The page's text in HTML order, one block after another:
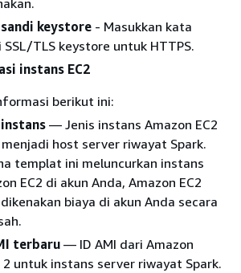
sandi keystore - Masukkan kata
SSL/TLS keystore untuk HTTPS.
instans EC2
berikut ini:
— Jenis instans Amazon EC2
host server riwayat Spark.
templat ini meluncurkan instans
EC2 di akun Anda, Amazon EC2
biaya di akun Anda secara
terbaru — ID AMI dari Amazon
2 untuk instans server riwayat Spark.